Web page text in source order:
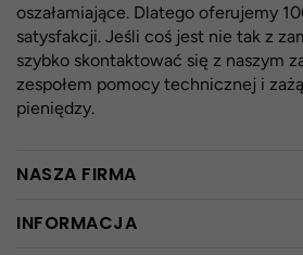
oszałamiające. Dlatego oferujemy
satysfakcji. Jeśli coś jest nie tak z
szybko skontaktować się z naszym
zespołem pomocy technicznej i
pieniędzy.
NASZA FIRMA
INFORMACJA